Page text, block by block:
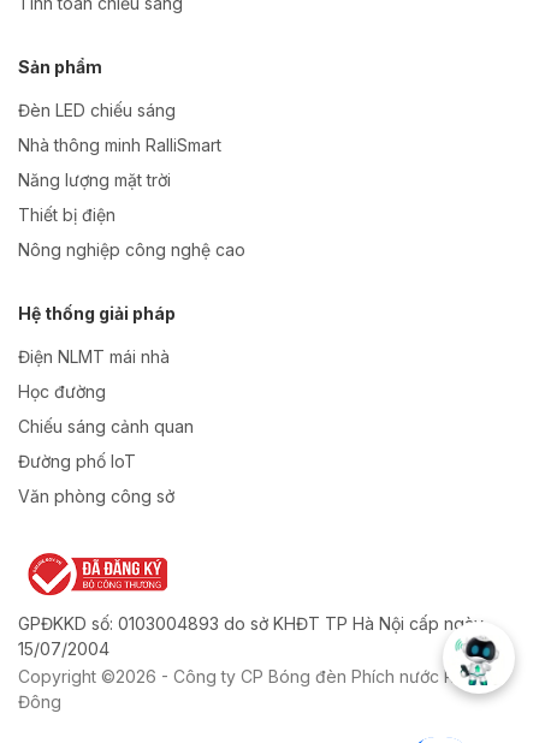
Sản phẩm
Đèn LED chiếu sáng
Nhà thông minh RalliSmart
Năng lượng mặt trời
Thiết bị điện
Nông nghiệp công nghệ cao
Hệ thống giải pháp
Điện NLMT mái nhà
Học đường
Chiếu sáng cảnh quan
Đường phố IoT
Văn phòng công sở
GPĐKKD số: 0103004893 do sở KHĐT TP Hà Nội cấp ngày
15/07/2004
Copyright ©2026 - Công ty CP Bóng đèn Phích nước Rạng
Đông